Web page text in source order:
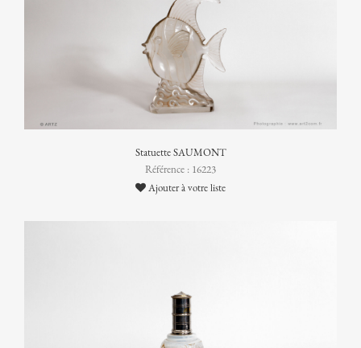
Statuette SAUMONT
Référence : 16223
Ajouter à votre liste